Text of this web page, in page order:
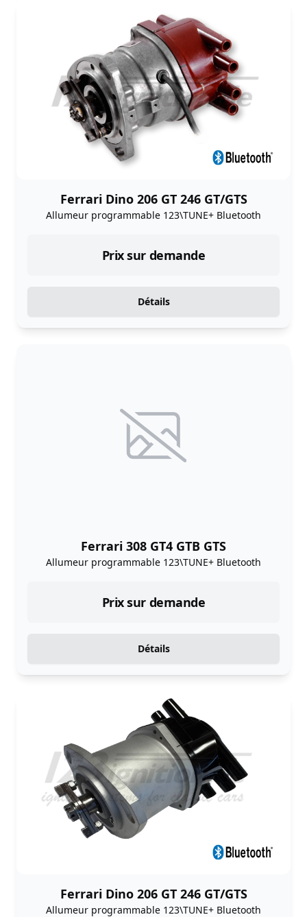
Ferrari Dino 206 GT 246 GT/GTS
Allumeur programmable 123\TUNE+ Bluetooth
Prix sur demande
Détails
Ferrari 308 GT4 GTB GTS
Allumeur programmable 123\TUNE+ Bluetooth
Prix sur demande
Détails
Ferrari Dino 206 GT 246 GT/GTS
Allumeur programmable 123\TUNE+ Bluetooth